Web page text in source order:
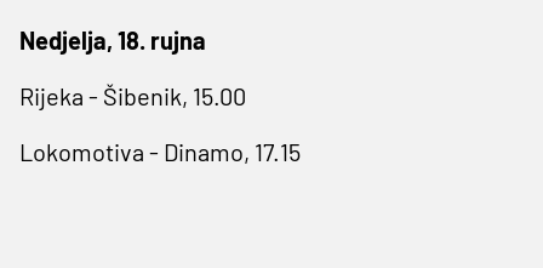
Nedjelja, 18. rujna
Rijeka - Šibenik, 15.00
Lokomotiva - Dinamo, 17.15